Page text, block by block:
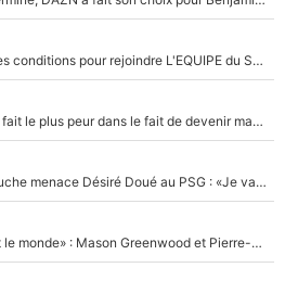
Raymond Domenech a posé ses conditions pour rejoindre L'EQUIPE du Soir : Il refuse de faire l'émission avec un autre chroniqueur !
«C’est l'une des choses qui me fait le plus peur dans le fait de devenir maman» : En couple avec Antoine Dupont, Iris Mittenaere s'inquiète déjà pour ses futurs enfants !
Le transfert de Maghnes Akliouche menace Désiré Doué au PSG : «Je valide à 200%»
«La porte est ouverte pour tout le monde» : Mason Greenwood et Pierre-Emerick Aubameyang ont quitté l'OM, Amine Gouiri balance sur la suite du mercato et sur la réaction du vestiaire !